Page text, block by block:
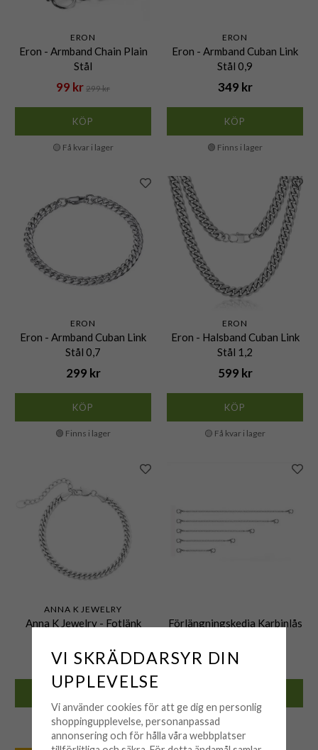
ERON
Eron - Armband Chain Plain
Stål
99 kr 299 kr
KÖP
🟡 Få kvar i lager
ERON
Eron - Armband Cuban Link
Stål 0,9
349 kr
KÖP
🟢 Finns i lager
ERON
Eron - Armband Cuban Link
Stål 0,7
299 kr
KÖP
🟢 Finns i lager
ERON
Eron - Halsband Cuban Link
Stål 1,2
599 kr
KÖP
🟡 Få kvar i lager
ANNA K JEWELRY
Anna K Jewelry - Fotlänk
399 kr
🟢 Finns i lager
Förlängningskedja Karbinlås
30 kr
🟢 Finns i lager
VI SKRÄDDARSYR DIN
UPPLEVELSE
Vi använder cookies för att ge dig en personlig
shoppingupplevelse, personanpassad
annonsering och för hålla våra webbplatser